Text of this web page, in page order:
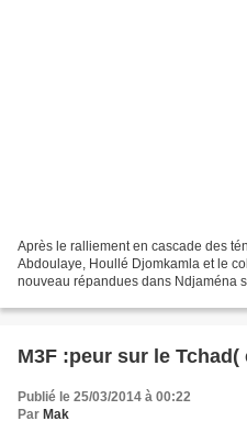
Après le ralliement en cascade des
Abdoulaye, Houllé Djomkamla et le
nouveau répandues dans Ndjaména
M3F :peur sur le
Publié le 25/03/2014 à 00:22
Par Mak